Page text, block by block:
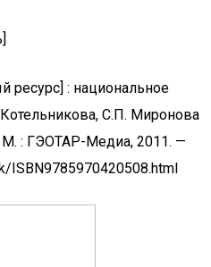
ресурс] : национальное
С.П. Миронова
М. : ГЭОТАР-Медиа, 2011. —
ISBN9785970420508.html